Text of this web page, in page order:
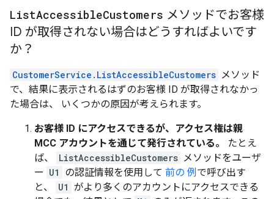
ListAccessibleCustomers メソッドでお客様
ID が取得されない場合はどうすればよいです
か？
CustomerService.ListAccessibleCustomers メソッド
で、結果に表示されるはずのお客様 ID が取得されなかっ
た場合は、 いくつかの原因が考えられます。
お客様 ID にアクセスできるが、アクセス権は親
MCC アカウントを通じて発行されている。
たとえ
ば、
ListAccessibleCustomers メソッドをユーザ
ー U1 の認証情報を使用して 前の 例 で呼び出す
と、
U1 がより多くのアカウントにアクセスできる